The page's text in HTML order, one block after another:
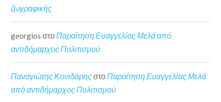
ζωγραφικής
georgios στοΠαραίτηση Ευαγγελίας Μελά από
αντιδήμαρχος Πολιτισμού
Παναγιώτης ΚονιδάρηςστοΠαραίτηση Ευαγγελίας Μελά
από αντιδήμαρχος Πολιτισμού